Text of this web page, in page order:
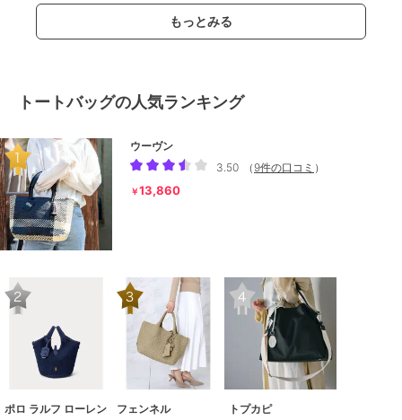
もっとみる
トートバッグの人気ランキング
ウーヴン
3.50
（ 9件の口コミ ）
￥13,860
ポロ ラルフ ローレン フェンネル トプカピ